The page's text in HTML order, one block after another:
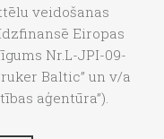
veidošanas
Eiropas
Nr.L-JPI-09-
Baltic” un v/a
aģentūra”).